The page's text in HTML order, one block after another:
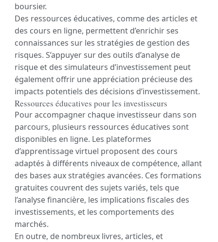
boursier.
Des ressources éducatives, comme des articles et
des cours en ligne, permettent d’enrichir ses
connaissances sur les stratégies de gestion des
risques. S’appuyer sur des outils d’analyse de
risque et des simulateurs d’investissement peut
également offrir une appréciation précieuse des
impacts potentiels des décisions d’investissement.
Ressources éducatives pour les investisseurs
Pour accompagner chaque investisseur dans son
parcours, plusieurs ressources éducatives sont
disponibles en ligne. Les plateformes
d’apprentissage virtuel proposent des cours
adaptés à différents niveaux de compétence, allant
des bases aux stratégies avancées. Ces formations
gratuites couvrent des sujets variés, tels que
l’analyse financière, les implications fiscales des
investissements, et les comportements des
marchés.
En outre, de nombreux livres, articles, et